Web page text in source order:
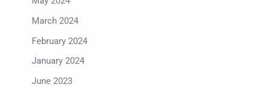
March 2024
February 2024
January 2024
June 2023